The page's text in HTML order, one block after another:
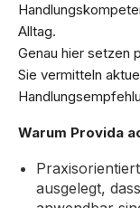
Alltag.
Genau hier setzen
Sie vermitteln
Warum Provida
ausgelegt,